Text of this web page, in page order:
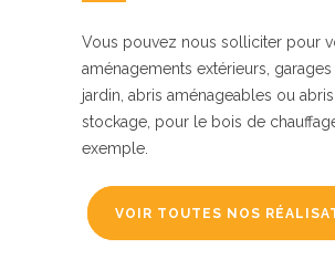
Vous pouvez nous solliciter pour
aménagements extérieurs,
jardin, abris aménageables ou
stockage, pour le bois de
exemple.
VOIR TOUTES NOS